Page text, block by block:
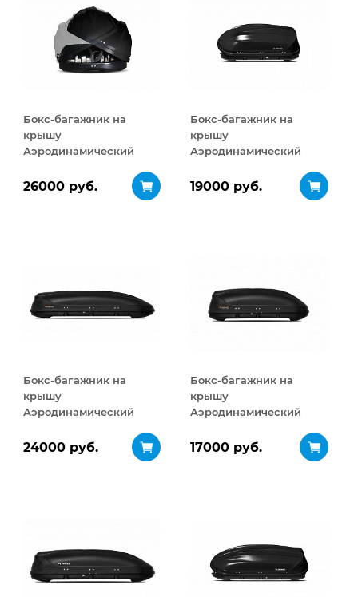
Бокс-багажник на
крышу
Аэродинамический
ДВУСТОРОННЕЕ
26000 руб.
Бокс-багажник на
крышу
Аэродинамический
ДВУСТОРОННЕЕ
19000 руб.
Бокс-багажник на
крышу
Аэродинамический
24000 руб.
Бокс-багажник на
крышу
Аэродинамический
17000 руб.